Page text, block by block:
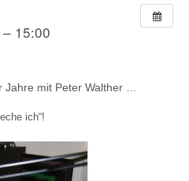
15:00
mit Peter Walther …
ich“!